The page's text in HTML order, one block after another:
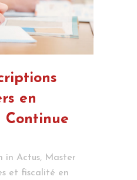
en
Continue
in Actus, Master
et fiscalité en